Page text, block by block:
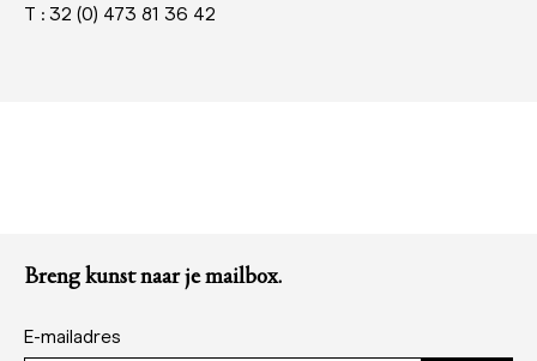
T : 32 (0) 473 81 36 42
Breng kunst naar je mailbox.
E-mailadres